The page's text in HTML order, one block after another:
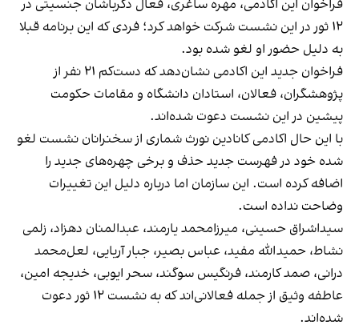
فراخوان این اکادمی، مهره ساغری، فعال دگرباشان جنسیتی در
۱۲ ثور در این نشست شرکت خواهد کرد؛ فردی که این برنامه قبلا
به دلیل حضور او لغو شده بود.
فراخوان جدید این اکادمی نشان‌دهد که دست‌کم ۲۱ نفر از
پژوهشگران، فعالان، استادان دانشگاه و مقامات حکومت
پیشین در این نشست دعوت شده‌اند.
با این حال اکادمی کانادین نورث شماری از سخنرانان نشست لغو
شده خود در فهرست جدید حذف و برخی چهره‌های جدید را
اضافه کرده است. این سازمان اما درباره دلیل این تغییرات
وضاحت نداده است.
سیداشراق حسینی، میرزامحمد یارمند، عبدالمنان دهزاد، زلمی
نشاط، حمیدالله مفید، عباس بصیر، جبار آریایی، لعل‌محمد
درانی، صمد کارمند، فرنگیس سوگند، سحر ایوبی، خدیجه امین،
عاطفه وثیق از جمله فعالانی‌اند که به نشست ۱۲ ثور دعوت
شده‌اند.